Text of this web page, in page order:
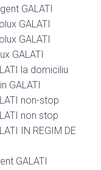
GALATI
GALATI
GALATI
GALATI
la domiciliu
GALATI
non-stop
non stop
IN REGIM DE
GALATI